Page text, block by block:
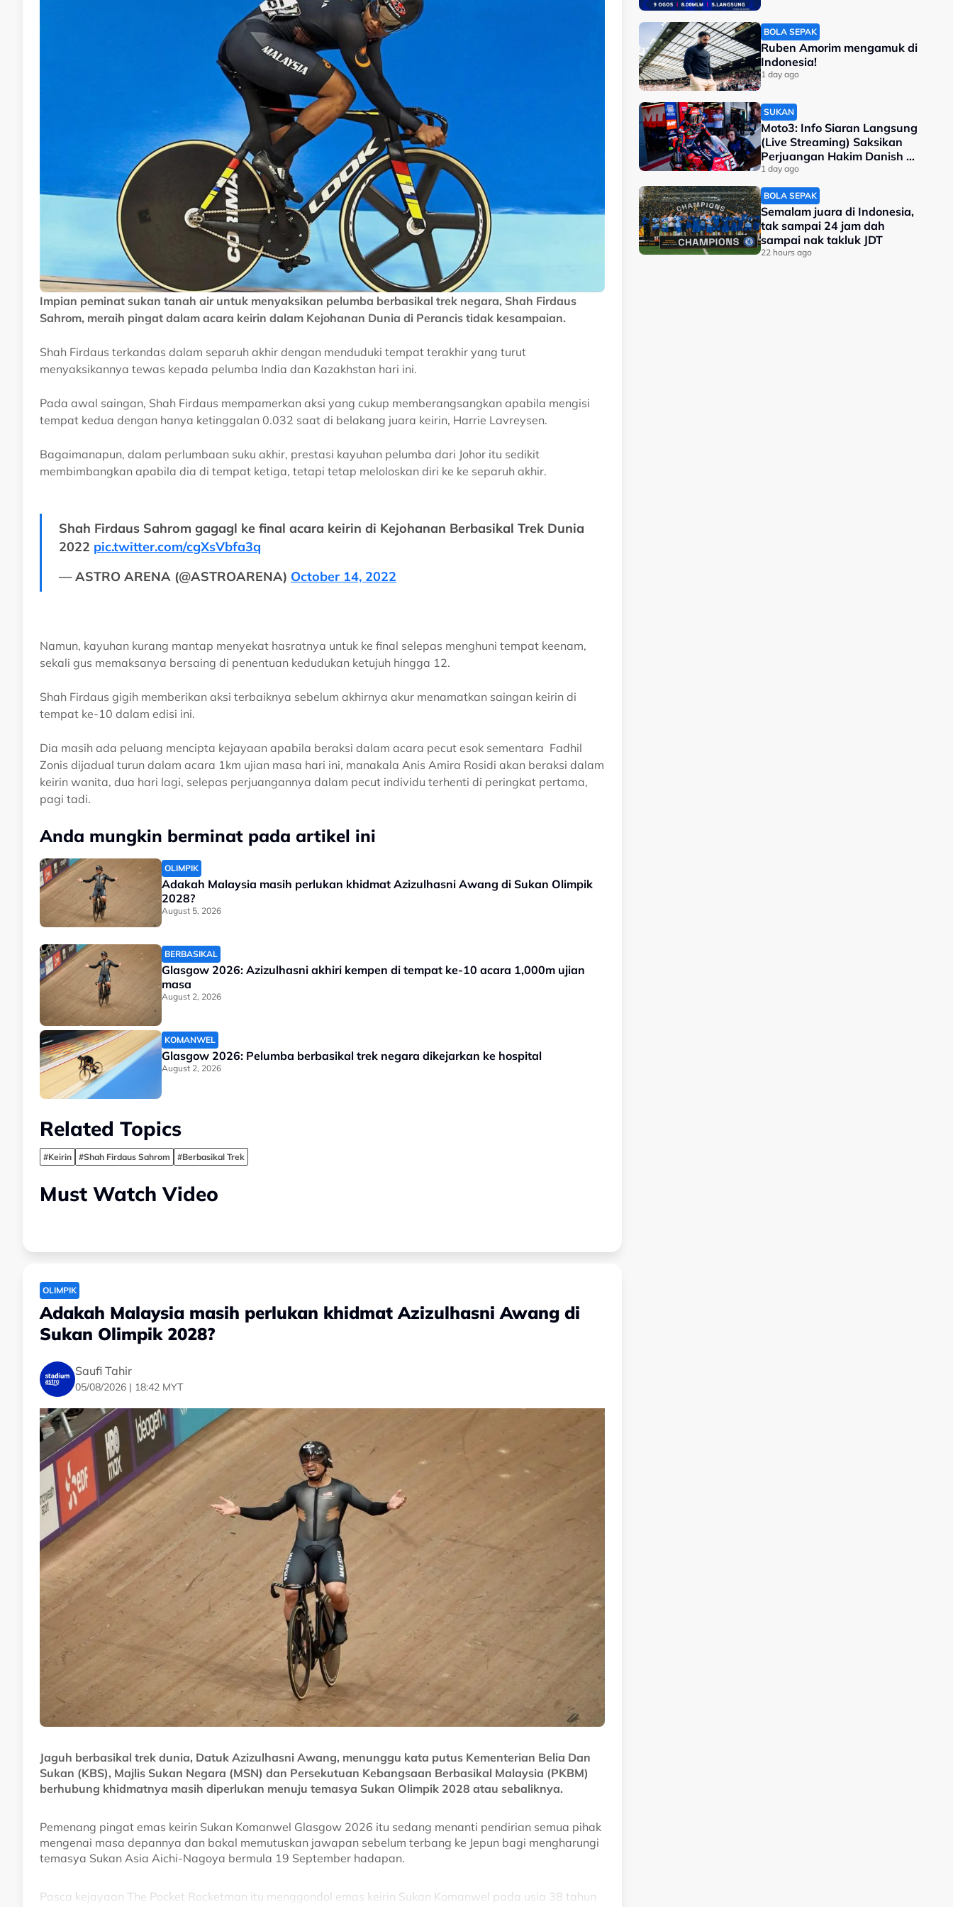
Impian peminat sukan tanah air untuk menyaksikan pelumba berbasikal trek negara, Shah Firdaus
Sahrom, meraih pingat dalam acara keirin dalam Kejohanan Dunia di Perancis tidak kesampaian.
Shah Firdaus terkandas dalam separuh akhir dengan menduduki tempat terakhir yang turut
menyaksikannya tewas kepada pelumba India dan Kazakhstan hari ini.
Pada awal saingan, Shah Firdaus mempamerkan aksi yang cukup memberangsangkan apabila mengisi
tempat kedua dengan hanya ketinggalan 0.032 saat di belakang juara keirin, Harrie Lavreysen.
Bagaimanapun, dalam perlumbaan suku akhir, prestasi kayuhan pelumba dari Johor itu sedikit
membimbangkan apabila dia di tempat ketiga, tetapi tetap meloloskan diri ke ke separuh akhir.
Shah Firdaus Sahrom gagagl ke final acara keirin di Kejohanan Berbasikal Trek Dunia
2022 pic.twitter.com/cgXsVbfa3q
— ASTRO ARENA (@ASTROARENA) October 14, 2022
Namun, kayuhan kurang mantap menyekat hasratnya untuk ke final selepas menghuni tempat keenam,
sekali gus memaksanya bersaing di penentuan kedudukan ketujuh hingga 12.
Shah Firdaus gigih memberikan aksi terbaiknya sebelum akhirnya akur menamatkan saingan keirin di
tempat ke-10 dalam edisi ini.
Dia masih ada peluang mencipta kejayaan apabila beraksi dalam acara pecut esok sementara Fadhil
Zonis dijadual turun dalam acara 1km ujian masa hari ini, manakala Anis Amira Rosidi akan beraksi dalam
keirin wanita, dua hari lagi, selepas perjuangannya dalam pecut individu terhenti di peringkat pertama,
pagi tadi.
Anda mungkin berminat pada artikel ini
OLIMPIK
Adakah Malaysia masih perlukan khidmat Azizulhasni Awang di Sukan Olimpik
2028?
August 5, 2026
BERBASIKAL
Glasgow 2026: Azizulhasni akhiri kempen di tempat ke-10 acara 1,000m ujian
masa
August 2, 2026
KOMANWEL
Glasgow 2026: Pelumba berbasikal trek negara dikejarkan ke hospital
August 2, 2026
Related Topics
#Keirin #Shah Firdaus Sahrom #Berbasikal Trek
Must Watch Video
OLIMPIK
Adakah Malaysia masih perlukan khidmat Azizulhasni Awang di
Sukan Olimpik 2028?
Saufi Tahir
05/08/2026 | 18:42 MYT
Jaguh berbasikal trek dunia, Datuk Azizulhasni Awang, menunggu kata putus Kementerian Belia Dan
Sukan (KBS), Majlis Sukan Negara (MSN) dan Persekutuan Kebangsaan Berbasikal Malaysia (PKBM)
berhubung khidmatnya masih diperlukan menuju temasya Sukan Olimpik 2028 atau sebaliknya.
Pemenang pingat emas keirin Sukan Komanwel Glasgow 2026 itu sedang menanti pendirian semua pihak
mengenai masa depannya dan bakal memutuskan jawapan sebelum terbang ke Jepun bagi mengharungi
temasya Sukan Asia Aichi-Nagoya bermula 19 September hadapan.
Pasca kejayaan The Pocket Rocketman itu menggondol emas keirin Sukan Komanwel pada usia 38 tahun
BOLA SEPAK
Ruben Amorim mengamuk di
Indonesia!
1 day ago
SUKAN
Moto3: Info Siaran Langsung
(Live Streaming) Saksikan
Perjuangan Hakim Danish di
GP Britain
1 day ago
BOLA SEPAK
Semalam juara di Indonesia,
tak sampai 24 jam dah
sampai nak takluk JDT
22 hours ago